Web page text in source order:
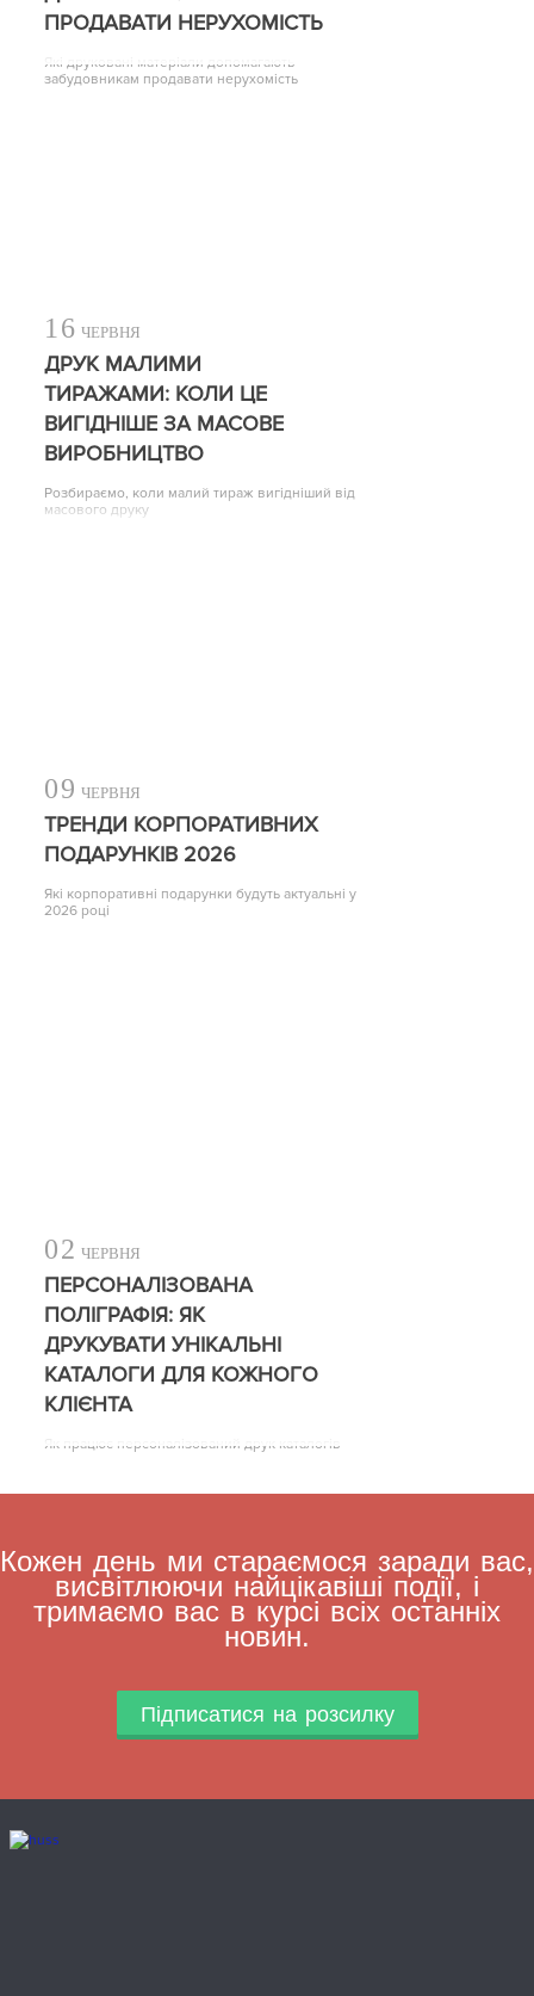
ПРОДАВАТИ НЕРУХОМІСТЬ
Які друковані матеріали допомагають
забудовникам продавати нерухомість
16 ЧЕРВНЯ
ДРУК МАЛИМИ
ТИРАЖАМИ: КОЛИ ЦЕ
ВИГІДНІШЕ ЗА МАСОВЕ
ВИРОБНИЦТВО
Розбираємо, коли малий тираж вигідніший від
масового друку
09 ЧЕРВНЯ
ТРЕНДИ КОРПОРАТИВНИХ
ПОДАРУНКІВ 2026
Які корпоративні подарунки будуть актуальні у
2026 році
02 ЧЕРВНЯ
ПЕРСОНАЛІЗОВАНА
ПОЛІГРАФІЯ: ЯК
ДРУКУВАТИ УНІКАЛЬНІ
КАТАЛОГИ ДЛЯ КОЖНОГО
КЛІЄНТА
Як працює персоналізований друк каталогів
Кожен день ми стараємося заради вас,
висвітлюючи найцікавіші події, і
тримаємо вас в курсі всіх останніх
новин.
Підписатися на розсилку